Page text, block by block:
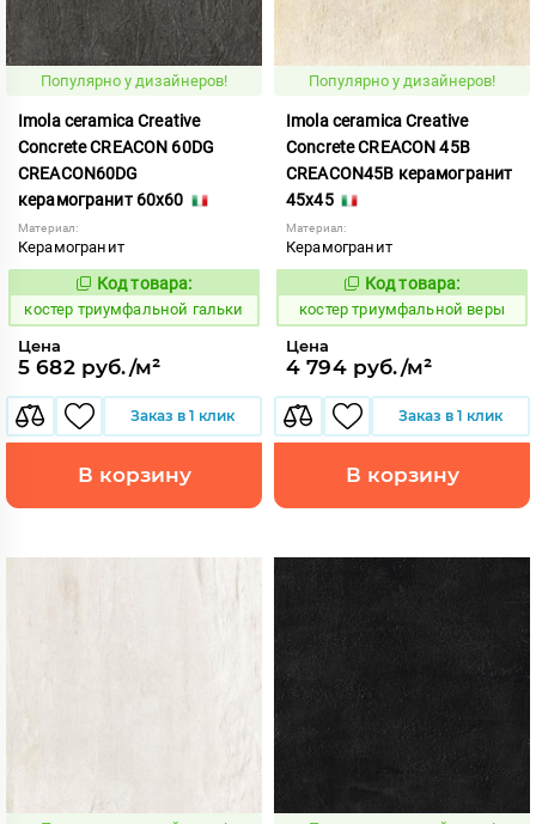
Популярно у дизайнеров!
Imola ceramica Creative
Concrete CREACON 60DG
CREACON60DG
керамогранит 60x60
Материал:
Керамогранит
809890
Код товара:
костер триумфальной гальки
Цена
5 682 руб./м²
Заказ в 1 клик
В корзину
Популярно у дизайнеров!
Imola ceramica Creative
Concrete CREACON 45B
CREACON45B керамогранит
45x45
Материал:
Керамогранит
809883
Код товара:
костер триумфальной веры
Цена
4 794 руб./м²
Заказ в 1 клик
В корзину